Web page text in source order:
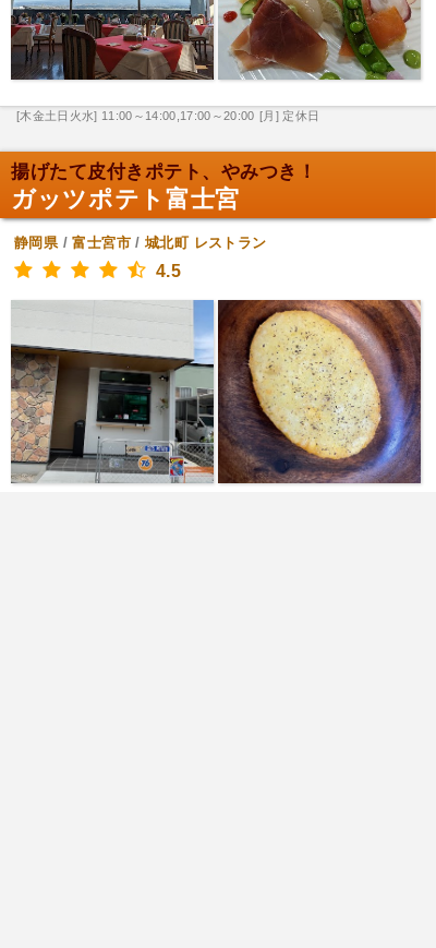
[木金土日火水] 11:00～14:00,17:00～20:00 [月] 定休日
揚げたて皮付きポテト、やみつき！
ガッツポテト富士宮
静岡県/富士宮市/城北町 レストラン
4.5